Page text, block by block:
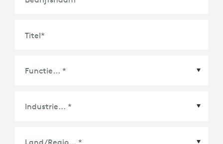
Titel*